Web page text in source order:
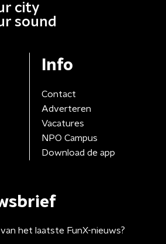
city
sound
Info
Contact
Adverteren
Vacatures
NPO Campus
Download de app
het laatste FunX-nieuws?